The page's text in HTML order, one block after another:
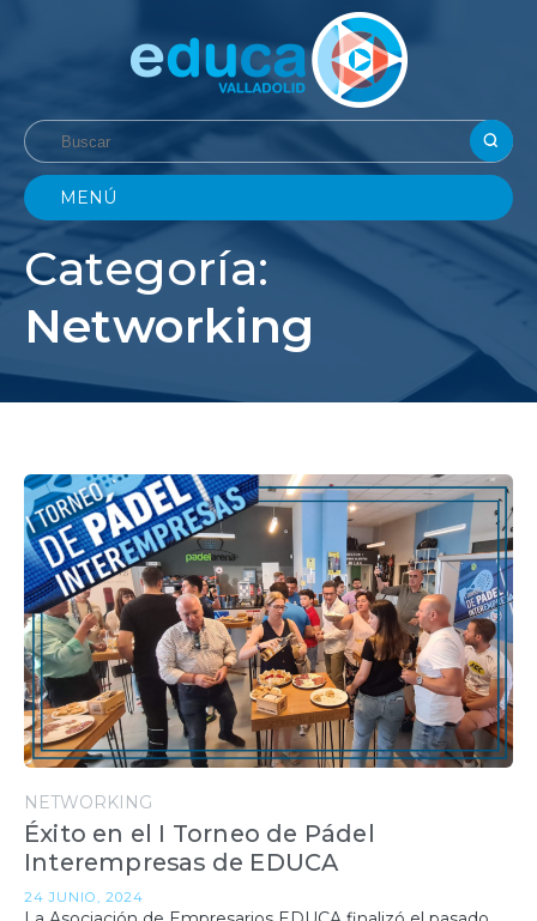
MENÚ
Categoría:
Networking
NETWORKING
Éxito en el I Torneo de Pádel
Interempresas de EDUCA
24 JUNIO, 2024